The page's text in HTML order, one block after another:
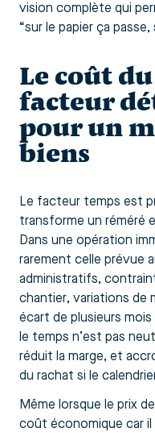
vision complète qui
“sur le papier ça
Le coût
facteur
pour un
biens
Le facteur temps est
transforme un réméré
Dans une opération
rarement celle prévue
administratifs,
chantier, variations de
écart de plusieurs
le temps n’est pas
réduit la marge, et
du rachat si le
Même lorsque le prix
coût économique car il